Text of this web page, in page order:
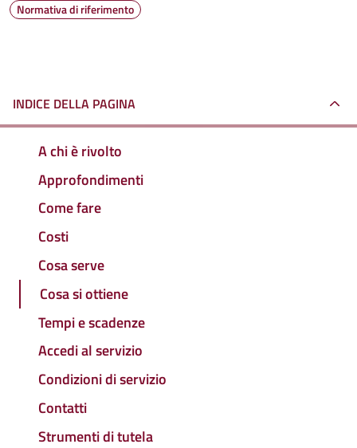
Normativa di riferimento
INDICE DELLA PAGINA
A chi è rivolto
Approfondimenti
Come fare
Costi
Cosa serve
Cosa si ottiene
Tempi e scadenze
Accedi al servizio
Condizioni di servizio
Contatti
Strumenti di tutela